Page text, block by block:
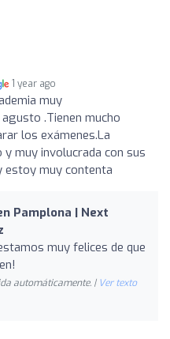
1 year ago
muy
.Tienen mucho
los exámenes.La
muy involucrada con sus
estoy muy contenta
Pamplona | Next
muy felices de que
automáticamente. | Ver texto